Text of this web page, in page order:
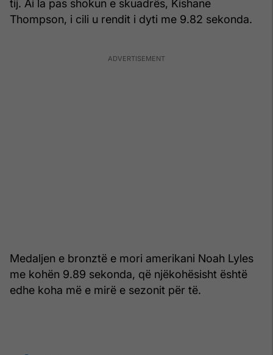
tij. Ai la pas shokun e skuadrës, Kishane
Thompson, i cili u rendit i dyti me 9.82 sekonda.
Medaljen e bronztë e mori amerikani Noah Lyles
me kohën 9.89 sekonda, që njëkohësisht është
edhe koha më e mirë e sezonit për të.